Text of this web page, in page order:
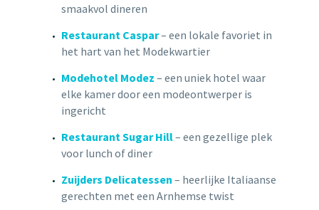
smaakvol dineren
Restaurant Caspar– een lokale favoriet in
het hart van het Modekwartier
Modehotel Modez – een uniek hotel waar
elke kamer door een modeontwerper is
ingericht
Restaurant Sugar Hill– een gezellige plek
voor lunch of diner
Zuijders Delicatessen – heerlijke Italiaanse
gerechten met een Arnhemse twist